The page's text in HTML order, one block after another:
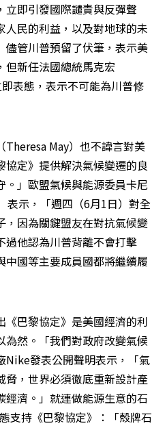
立即引發國際譴責與反彈聲
民的利益，以及對地球的未
儘管川普預留了伏筆，表示美
但新任法國總統馬克宏
表態，表示不可能為川普修
May）也不諱言對美
協定》提供解決氣候變遷的良
。」歐盟氣候與能源委員卡尼
表示，「週四（6月1日）對全
因為關鍵盟友在對抗氣候變
過他認為川普背離不會打擊
中國等主要成員國都將繼續履
巴黎協定》是美國經濟的利
為然。「我們對政府改變氣候
Nike發表公開聲明表示，「氣
脅，世界必須徹底重新設計產
經濟。」就連做能源生意的石
支持《巴黎協定》：「殼牌石